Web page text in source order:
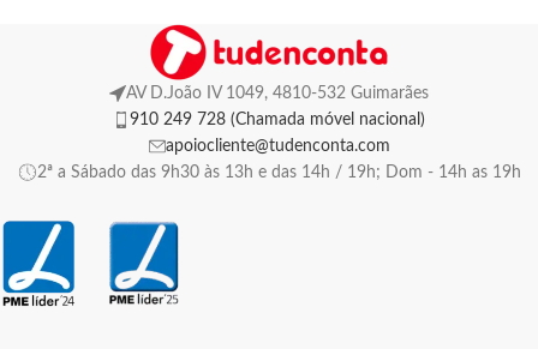
AV D.João IV 1049, 4810-532 Guimarães
910 249 728 (Chamada móvel nacional)
apoiocliente@tudenconta.com
2ª a Sábado das 9h30 às 13h e das 14h / 19h; Dom - 14h as 19h